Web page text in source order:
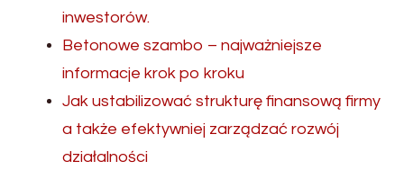
inwestorów.
Betonowe szambo – najważniejsze
informacje krok po kroku
Jak ustabilizować strukturę finansową firmy
a także efektywniej zarządzać rozwój
działalności